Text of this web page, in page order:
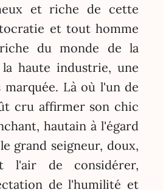
et riche de cette
et tout homme
du monde de la
haute industrie, une
Là où l'un de
cru affirmer son chic
hautain à l'égard
grand seigneur, doux,
l'air de considérer,
de l'humilité et